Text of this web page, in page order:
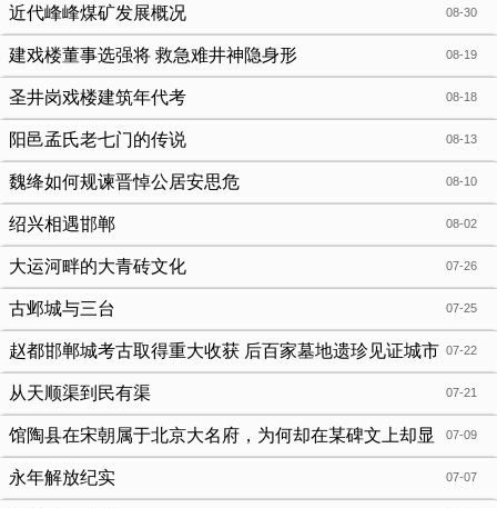
08-30
近代峰峰煤矿发展概况
08-19
建戏楼董事选强将 救急难井神隐身形
08-18
圣井岗戏楼建筑年代考
08-13
阳邑孟氏老七门的传说
08-10
魏绛如何规谏晋悼公居安思危
08-02
绍兴相遇邯郸
07-26
大运河畔的大青砖文化
07-25
古邺城与三台
07-22
赵都邯郸城考古取得重大收获 后百家墓地遗珍见证城市
繁荣 07-21
从天顺渠到民有渠
07-09
馆陶县在宋朝属于北京大名府，为何却在某碑文上却显
示属天雄军 07-07
永年解放纪实